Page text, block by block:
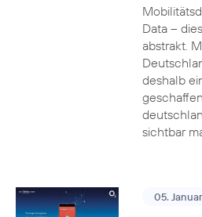
Data –
abstrakt.
deshalb
sichtbar
05.